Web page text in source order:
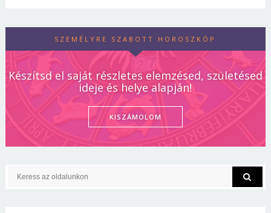
SZEMÉLYRE SZABOTT HOROSZKÓP
Készítsd el saját részletes elemzésed, születésed
ideje és helye alapján!
KISZÁMOLOM